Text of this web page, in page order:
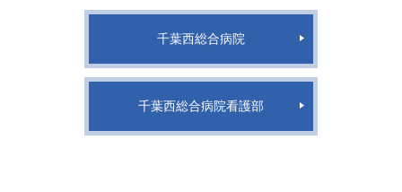
千葉西総合病院
千葉西総合病院看護部